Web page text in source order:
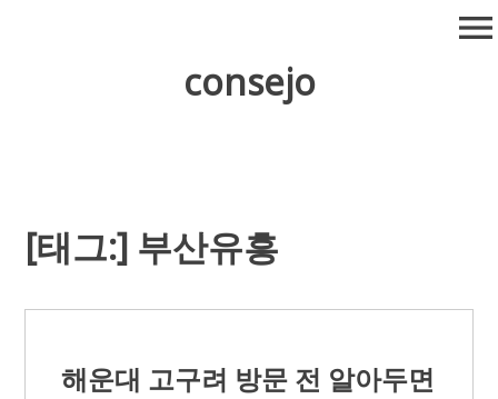
consejo
menu
[태그:] 부산유흥
해운대 고구려 방문 전 알아두면